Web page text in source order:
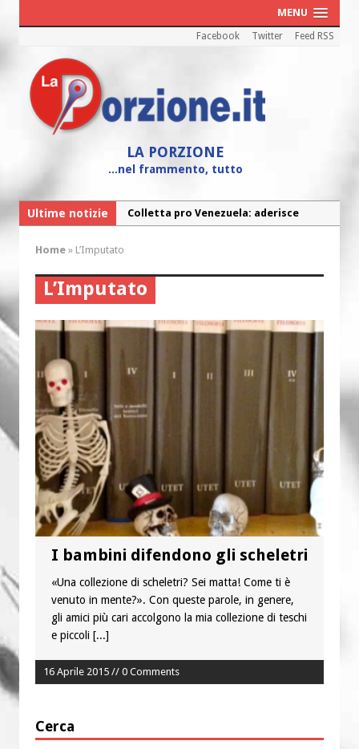
MENU
Facebook Twitter Feed RSS
LA PORZIONE
...nel frammento, tutto
Ultime notizie
Colletta pro Venezuela: aderisce
mobilita contro il suicidio assistito
Torna la festa della Madonnina a
Montesilvano: “Tanta la devozione”
“Chiediamogli di legarci al bene”
è buono, giusto e santo per la nostra
Home » L’Imputato
L’Imputato
I bambini difendono gli scheletri
«Una collezione di scheletri? Sei matta! Come ti è
venuto in mente?». Con queste parole, in genere,
gli amici più cari accolgono la mia collezione di teschi
e piccoli [...]
16 Aprile 2015 // 0 Comments
Cerca